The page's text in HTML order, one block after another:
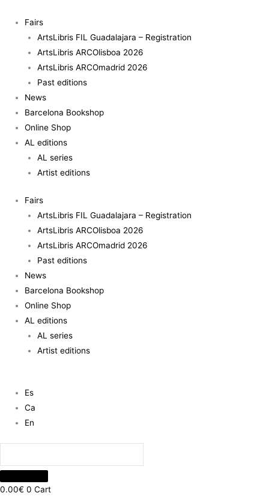
content
Fairs
ArtsLibris FIL Guadalajara – Registration
ArtsLibris ARCOlisboa 2026
ArtsLibris ARCOmadrid 2026
Past editions
News
Barcelona Bookshop
Online Shop
AL editions
AL series
Artist editions
Fairs
ArtsLibris FIL Guadalajara – Registration
ArtsLibris ARCOlisboa 2026
ArtsLibris ARCOmadrid 2026
Past editions
News
Barcelona Bookshop
Online Shop
AL editions
AL series
Artist editions
Es
Ca
En
0.00€ 0 Cart